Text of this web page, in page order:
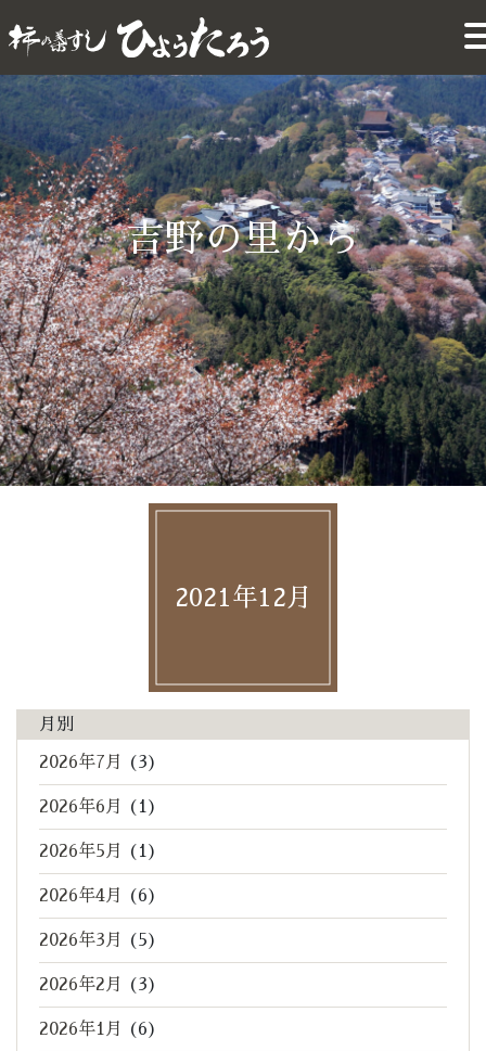
吉野の里から
2021年12月
月別
2026年7月 (3)
2026年6月 (1)
2026年5月 (1)
2026年4月 (6)
2026年3月 (5)
2026年2月 (3)
2026年1月 (6)